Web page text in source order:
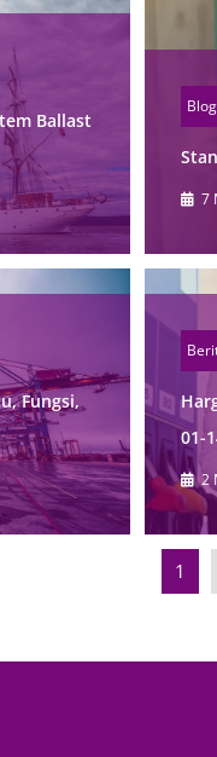
Ballast
Blog
7
Fungsi,
01-
2
1